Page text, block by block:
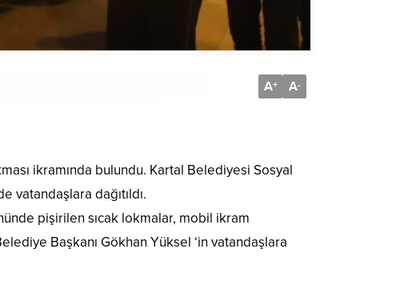
A+ A-
ikramında bulundu. Kartal Belediyesi Sosyal
vatandaşlara dağıtıldı.
pişirilen sıcak lokmalar, mobil ikram
Başkanı Gökhan Yüksel ‘in vatandaşlara